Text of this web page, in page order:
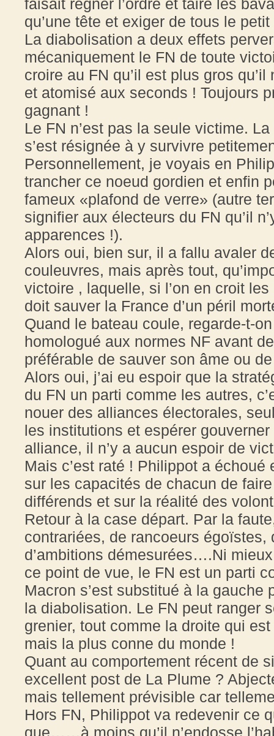
faisait régner l’ordre et taire les
qu’une tête et exiger de tous le
La diabolisation a deux effets
mécaniquement le FN de toute
croire au FN qu’il est plus gros
et atomisé aux seconds ! Toujours
gagnant !
Le FN n’est pas la seule victime.
s’est résignée à y survivre
Personnellement, je voyais en
trancher ce noeud gordien et enfin
fameux «plafond de verre» (autre
signifier aux électeurs du FN qu’il
apparences !).
Alors oui, bien sur, il a fallu avaler
couleuvres, mais après tout,
victoire , laquelle, si l’on en croit
doit sauver la France d’un péril
Quand le bateau coule, regarde-t-
homologué aux normes NF avant
préférable de sauver son âme ou
Alors oui, j’ai eu espoir que la
du FN un parti comme les autres,
nouer des alliances électorales,
les institutions et espérer
alliance, il n’y a aucun espoir de
Mais c’est raté ! Philippot a
sur les capacités de chacun de
différends et sur la réalité des
Retour à la case départ. Par la
contrariées, de rancoeurs
d’ambitions démesurées….Ni
ce point de vue, le FN est un parti
Macron s’est substitué à la
la diabolisation. Le FN peut ranger
grenier, tout comme la droite qui
mais la plus conne du monde !
Quant au comportement récent de
excellent post de La Plume ?
mais tellement prévisible car
Hors FN, Philippot va redevenir ce
que……à moins qu’il n’endosse